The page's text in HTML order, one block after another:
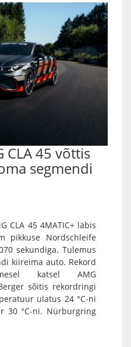
CLA 45 võttis
segmendi
CLA 45 4MATIC+ läbis
pikkuse Nordschleife
sekundiga. Tulemus
kiireima auto. Rekord
katsel AMG
sõitis rekordringi
ulatus 24 °C-ni
30 °C-ni. Nürburgring